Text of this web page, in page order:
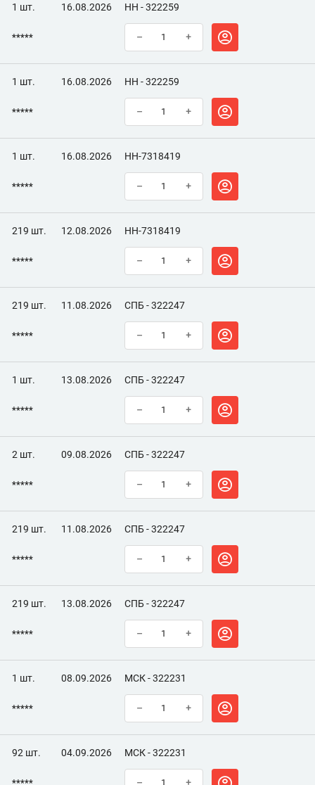
1 шт. 16.08.2026 НН - 322259
***** – +
1 шт. 16.08.2026 НН - 322259
***** – +
1 шт. 16.08.2026 НН-7318419
***** – +
219 шт. 12.08.2026 НН-7318419
***** – +
219 шт. 11.08.2026 СПБ - 322247
***** – +
1 шт. 13.08.2026 СПБ - 322247
***** – +
2 шт. 09.08.2026 СПБ - 322247
***** – +
219 шт. 11.08.2026 СПБ - 322247
***** – +
219 шт. 13.08.2026 СПБ - 322247
***** – +
1 шт. 08.09.2026 МСК - 322231
***** – +
92 шт. 04.09.2026 МСК - 322231
*****